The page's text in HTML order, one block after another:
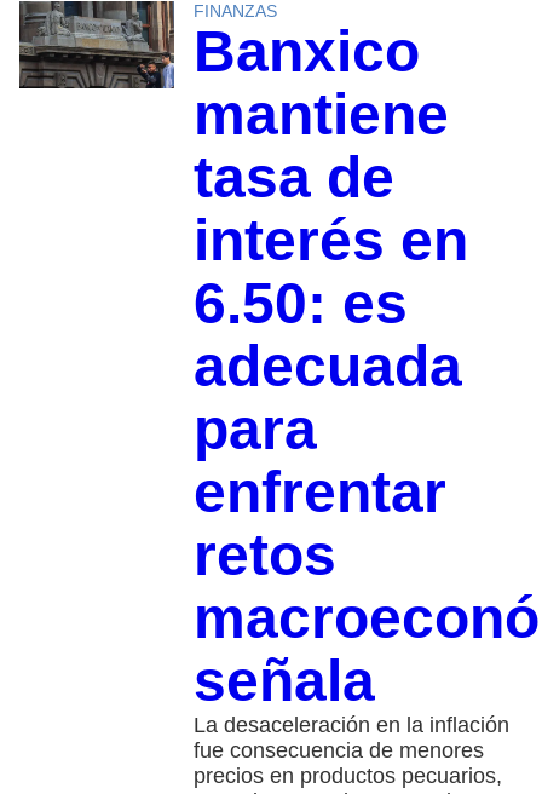
FINANZAS
Banxico
mantiene
tasa de
interés en
6.50: es
adecuada
para
enfrentar
retos
señala
La desaceleración en la inflación
fue consecuencia de menores
precios en productos pecuarios,